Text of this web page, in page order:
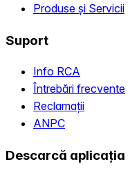
Produse și Servicii
Suport
Info RCA
Întrebări frecvente
Reclamații
ANPC
Descarcă aplicația